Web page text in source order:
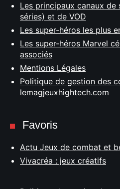
Les principaux canaux
séries) et de VOD
Les super-héros les plus
Les super-héros Marvel
associés
Mentions Légales
Politique de gestion des
lemagjeuxhightech.com
Favoris
Actu Jeux de combat et
Vivacréa : jeux créatifs